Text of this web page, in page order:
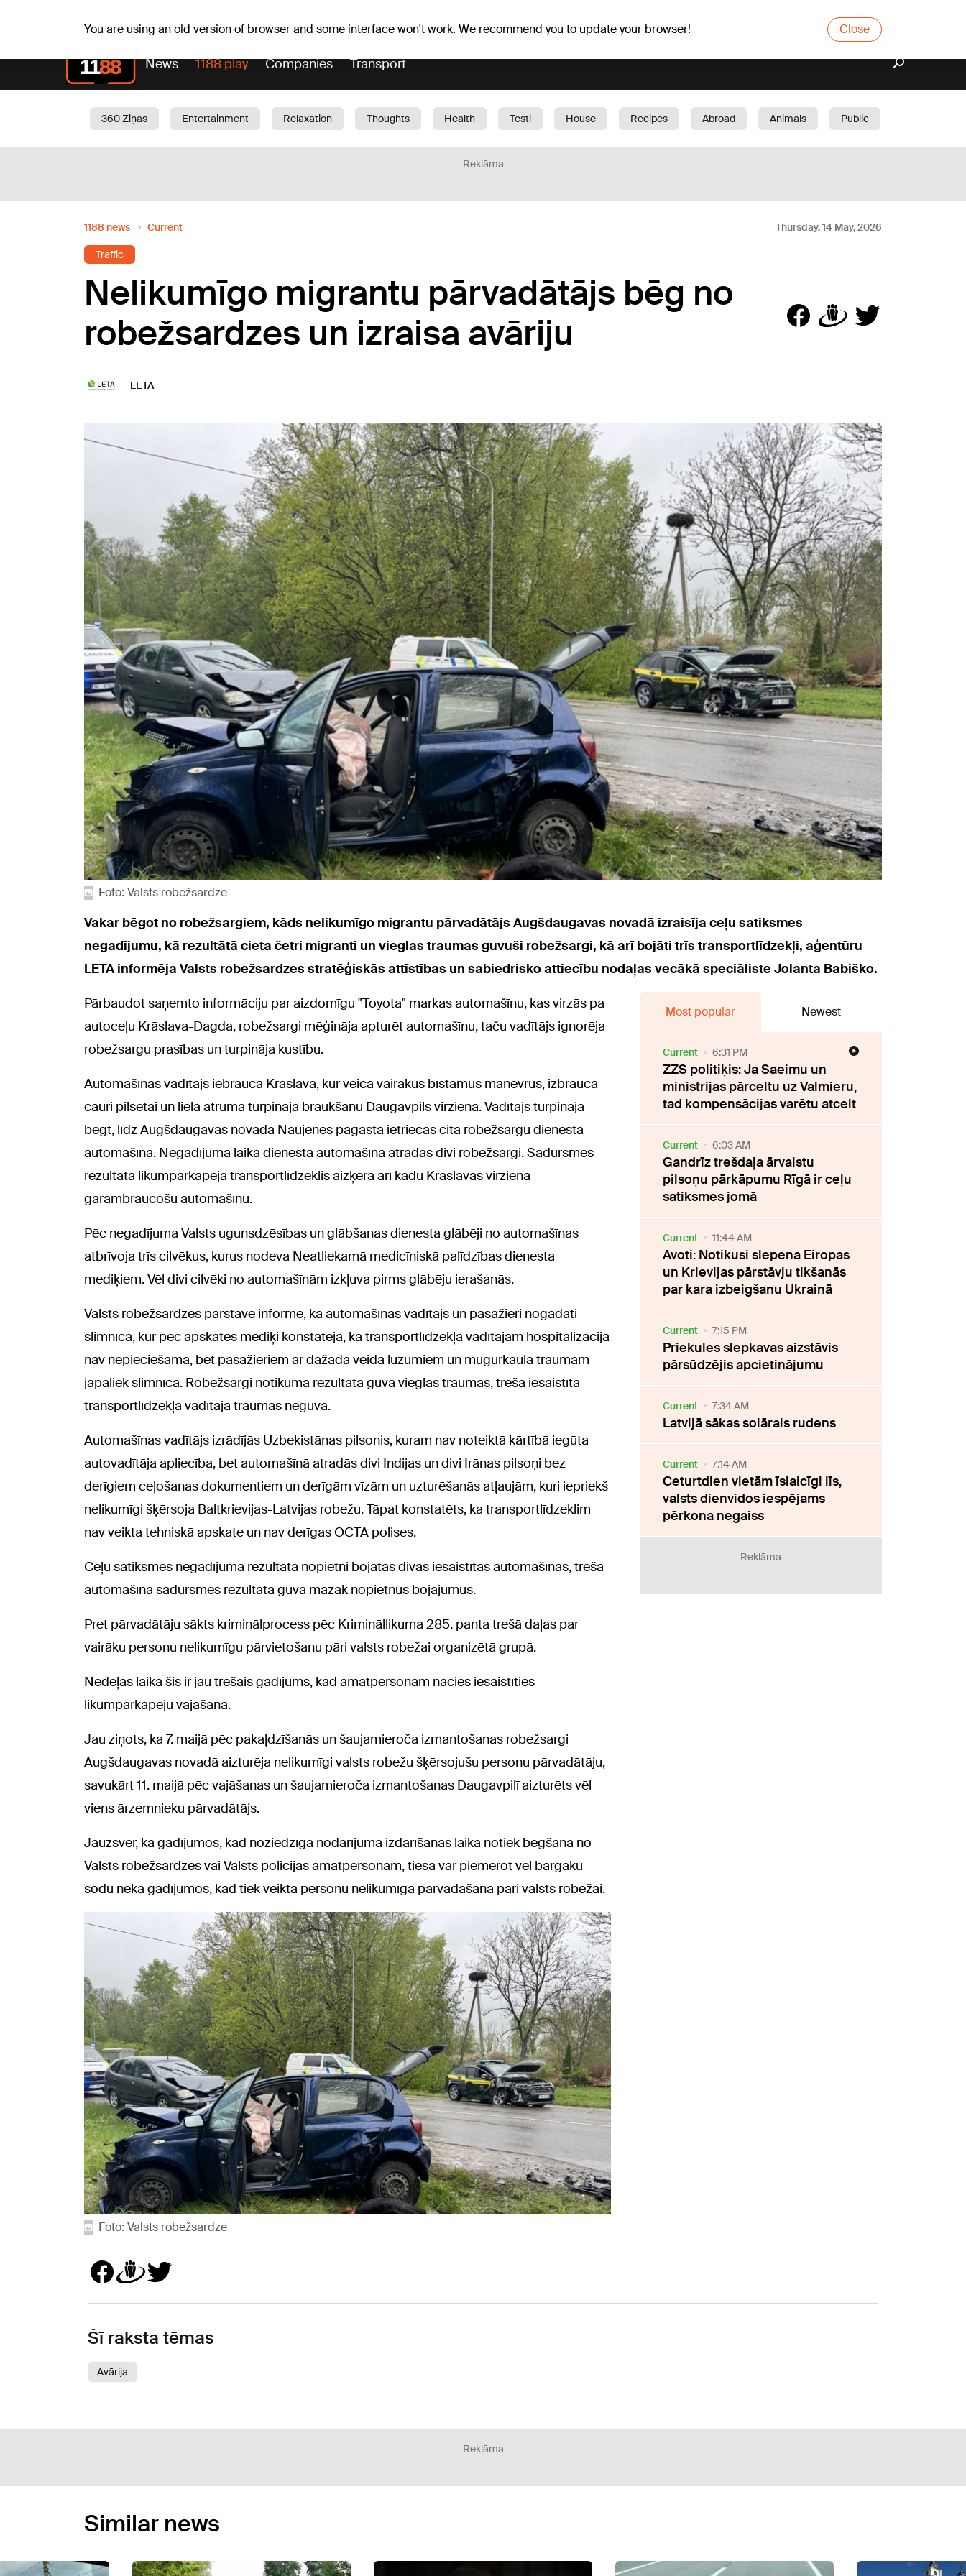
You are using an old version of browser and some interface won't work. We recommend you to update your browser! Close
News 1188 play Companies Transport
360 Ziņas Entertainment Relaxation Thoughts Health Testi House Recipes Abroad Animals
Public
Reklāma
1188 news Current Thursday, 14 May, 2026
Traffic
Nelikumīgo migrantu pārvadātājs bēg no
robežsardzes un izraisa avāriju
LETA
Foto: Valsts robežsardze
Vakar bēgot no robežsargiem, kāds nelikumīgo migrantu pārvadātājs Augšdaugavas novadā izraisīja ceļu satiksmes
negadījumu, kā rezultātā cieta četri migranti un vieglas traumas guvuši robežsargi, kā arī bojāti trīs transportlīdzekļi, aģentūru
LETA informēja Valsts robežsardzes stratēģiskās attīstības un sabiedrisko attiecību nodaļas vecākā speciāliste Jolanta Babiško.
Pārbaudot saņemto informāciju par aizdomīgu "Toyota" markas automašīnu, kas virzās pa
autoceļu Krāslava-Dagda, robežsargi mēģināja apturēt automašīnu, taču vadītājs ignorēja
robežsargu prasības un turpināja kustību.
Automašīnas vadītājs iebrauca Krāslavā, kur veica vairākus bīstamus manevrus, izbrauca
cauri pilsētai un lielā ātrumā turpināja braukšanu Daugavpils virzienā. Vadītājs turpināja
bēgt, līdz Augšdaugavas novada Naujenes pagastā ietriecās citā robežsargu dienesta
automašīnā. Negadījuma laikā dienesta automašīnā atradās divi robežsargi. Sadursmes
rezultātā likumpārkāpēja transportlīdzeklis aizķēra arī kādu Krāslavas virzienā
garāmbraucošu automašīnu.
Pēc negadījuma Valsts ugunsdzēsības un glābšanas dienesta glābēji no automašīnas
atbrīvoja trīs cilvēkus, kurus nodeva Neatliekamā medicīniskā palīdzības dienesta
mediķiem. Vēl divi cilvēki no automašīnām izkļuva pirms glābēju ierašanās.
Valsts robežsardzes pārstāve informē, ka automašīnas vadītājs un pasažieri nogādāti
slimnīcā, kur pēc apskates mediķi konstatēja, ka transportlīdzekļa vadītājam hospitalizācija
nav nepieciešama, bet pasažieriem ar dažāda veida lūzumiem un mugurkaula traumām
jāpaliek slimnīcā. Robežsargi notikuma rezultātā guva vieglas traumas, trešā iesaistītā
transportlīdzekļa vadītāja traumas neguva.
Automašīnas vadītājs izrādījās Uzbekistānas pilsonis, kuram nav noteiktā kārtībā iegūta
autovadītāja apliecība, bet automašīnā atradās divi Indijas un divi Irānas pilsoņi bez
derīgiem ceļošanas dokumentiem un derīgām vīzām un uzturēšanās atļaujām, kuri iepriekš
nelikumīgi šķērsoja Baltkrievijas-Latvijas robežu. Tāpat konstatēts, ka transportlīdzeklim
nav veikta tehniskā apskate un nav derīgas OCTA polises.
Ceļu satiksmes negadījuma rezultātā nopietni bojātas divas iesaistītās automašīnas, trešā
automašīna sadursmes rezultātā guva mazāk nopietnus bojājumus.
Pret pārvadātāju sākts kriminālprocess pēc Krimināllikuma 285. panta trešā daļas par
vairāku personu nelikumīgu pārvietošanu pāri valsts robežai organizētā grupā.
Nedēļās laikā šis ir jau trešais gadījums, kad amatpersonām nācies iesaistīties
likumpārkāpēju vajāšanā.
Jau ziņots, ka 7. maijā pēc pakaļdzīšanās un šaujamieroča izmantošanas robežsargi
Augšdaugavas novadā aizturēja nelikumīgi valsts robežu šķērsojušu personu pārvadātāju,
savukārt 11. maijā pēc vajāšanas un šaujamieroča izmantošanas Daugavpilī aizturēts vēl
viens ārzemnieku pārvadātājs.
Jāuzsver, ka gadījumos, kad noziedzīga nodarījuma izdarīšanas laikā notiek bēgšana no
Valsts robežsardzes vai Valsts policijas amatpersonām, tiesa var piemērot vēl bargāku
sodu nekā gadījumos, kad tiek veikta personu nelikumīga pārvadāšana pāri valsts robežai.
Foto: Valsts robežsardze
Most popular Newest
Current 6:31 PM
ZZS politiķis: Ja Saeimu un
ministrijas pārceltu uz Valmieru,
tad kompensācijas varētu atcelt
Current 6:03 AM
Gandrīz trešdaļa ārvalstu
pilsoņu pārkāpumu Rīgā ir ceļu
satiksmes jomā
Current 11:44 AM
Avoti: Notikusi slepena Eiropas
un Krievijas pārstāvju tikšanās
par kara izbeigšanu Ukrainā
Current 7:15 PM
Priekules slepkavas aizstāvis
pārsūdzējis apcietinājumu
Current 7:34 AM
Latvijā sākas solārais rudens
Current 7:14 AM
Ceturtdien vietām īslaicīgi līs,
valsts dienvidos iespējams
pērkona negaiss
Reklāma
Šī raksta tēmas
Avārija
Reklāma
Similar news